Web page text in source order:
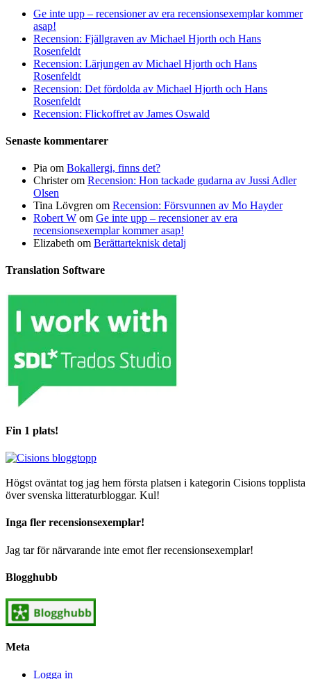
Ge inte upp – recensioner av era recensionsexemplar kommer
asap!
Recension: Fjällgraven av Michael Hjorth och Hans
Rosenfeldt
Recension: Lärjungen av Michael Hjorth och Hans
Rosenfeldt
Recension: Det fördolda av Michael Hjorth och Hans
Rosenfeldt
Recension: Flickoffret av James Oswald
Senaste kommentarer
Pia om Bokallergi, finns det?
Christerom Recension: Hon tackade gudarna av Jussi Adler
Olsen
Tina Lövgren om Recension: Försvunnen av Mo Hayder
Robert W om Ge inte upp – recensioner av era
recensionsexemplar kommer asap!
Elizabeth om Berättarteknisk detalj
Translation Software
Fin 1 plats!
Högst oväntat tog jag hem första platsen i kategorin Cisions topplista
över svenska litteraturbloggar. Kul!
Inga fler recensionsexemplar!
Jag tar för närvarande inte emot fler recensionsexemplar!
Blogghubb
Meta
Logga in